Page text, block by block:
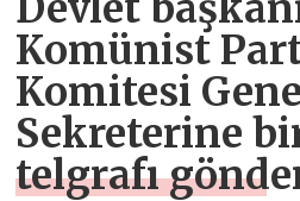
Komünist
Komitesi
Sekreterine
telgrafı